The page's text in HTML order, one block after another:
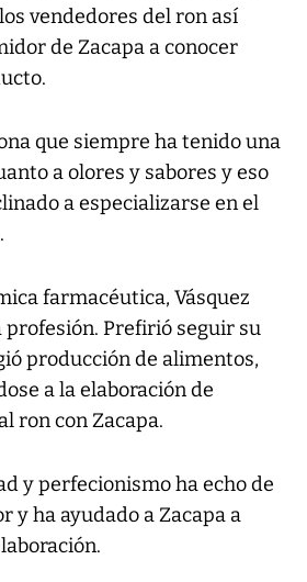
vendedores del ron así
de Zacapa a conocer
que siempre ha tenido una
a olores y sabores y eso
a especializarse en el
farmacéutica, Vásquez
profesión. Prefirió seguir su
producción de alimentos,
a la elaboración de
ron con Zacapa.
y perfecionismo ha echo de
y ha ayudado a Zacapa a